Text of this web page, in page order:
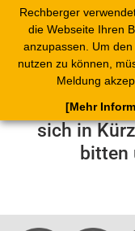
Rechberger
die Webseite Ihren
anzupassen. Um
nutzen zu können,
Meldung
[Mehr
Leider
aufgetreten.
sich in
bitten